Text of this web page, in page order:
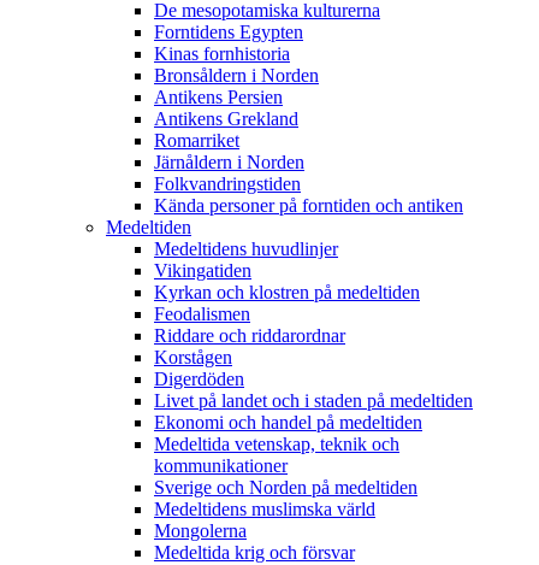
De mesopotamiska kulturerna
Forntidens Egypten
Kinas fornhistoria
Bronsåldern i Norden
Antikens Persien
Antikens Grekland
Romarriket
Järnåldern i Norden
Folkvandringstiden
Kända personer på forntiden och antiken
Medeltiden
Medeltidens huvudlinjer
Vikingatiden
Kyrkan och klostren på medeltiden
Feodalismen
Riddare och riddarordnar
Korstågen
Digerdöden
Livet på landet och i staden på medeltiden
Ekonomi och handel på medeltiden
Medeltida vetenskap, teknik och
kommunikationer
Sverige och Norden på medeltiden
Medeltidens muslimska värld
Mongolerna
Medeltida krig och försvar